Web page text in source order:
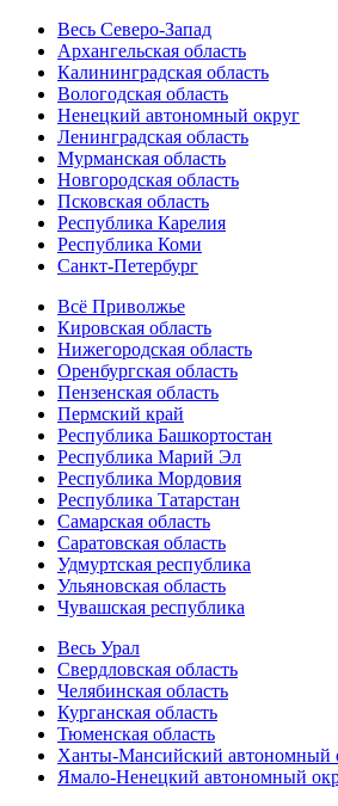
Весь Северо-Запад
Архангельская область
Калининградская область
Вологодская область
Ненецкий автономный округ
Ленинградская область
Мурманская область
Новгородская область
Псковская область
Республика Карелия
Республика Коми
Санкт-Петербург
Всё Приволжье
Кировская область
Нижегородская область
Оренбургская область
Пензенская область
Пермский край
Республика Башкортостан
Республика Марий Эл
Республика Мордовия
Республика Татарстан
Самарская область
Саратовская область
Удмуртская республика
Ульяновская область
Чувашская республика
Весь Урал
Свердловская область
Челябинская область
Курганская область
Тюменская область
Ханты-Мансийский автономный
Ямало-Ненецкий автономный